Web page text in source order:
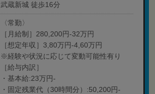
武蔵新城 徒歩16分
〈常勤〉
［月給制］280,200円-32万円
［想定年収］3,80万円-4,60万円
※経験や状況に応じて変動可能性有り
［給与内訳］
・基本給:23万円-
・固定残業代（30時間分）:50,200円-